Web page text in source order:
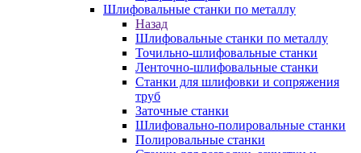
Шлифовальные станки по металлу
Назад
Шлифовальные станки по металлу
Точильно-шлифовальные станки
Ленточно-шлифовальные станки
Станки для шлифовки и сопряжения
труб
Заточные станки
Шлифовально-полировальные станки
Полировальные станки